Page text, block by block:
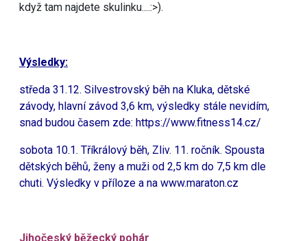
když tam najdete skulinku....:>).
Výsledky:
středa 31.12. Silvestrovský běh na Kluka, dětské
závody, hlavní závod 3,6 km, výsledky stále nevidím,
snad budou časem zde: https://www.fitness14.cz/
sobota 10.1. Tříkrálový běh, Zliv. 11. ročník. Spousta
dětských běhů, ženy a muži od 2,5 km do 7,5 km dle
chuti. Výsledky v příloze a na www.maraton.cz
Jihočeský běžecký pohár